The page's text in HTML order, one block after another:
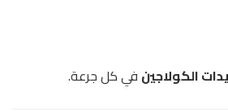
في كل جرعة.